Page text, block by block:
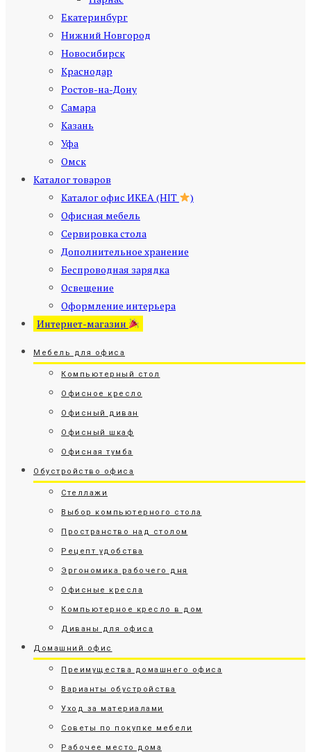
Екатеринбург
Нижний Новгород
Новосибирск
Краснодар
Ростов-на-Дону
Самара
Казань
Уфа
Омск
Каталог товаров
Каталог офис ИКЕА (HIT
)
Офисная мебель
Сервировка стола
Дополнительное хранение
Беспроводная зарядка
Освещение
Оформление интерьера
Интернет-магазин
Мебель для офиса
Компьютерный стол
Офисное кресло
Офисный диван
Офисный шкаф
Офисная тумба
Обустройство офиса
Стеллажи
Выбор компьютерного стола
Пространство над столом
Рецепт удобства
Эргономика рабочего дня
Офисные кресла
Компьютерное кресло в дом
Диваны для офиса
Домашний офис
Преимущества домашнего офиса
Варианты обустройства
Уход за материалами
Советы по покупке мебели
Рабочее место дома